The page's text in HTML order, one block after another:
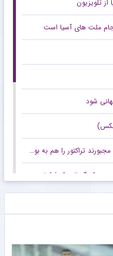
ملت های آسیا است
شود
ببرند/ بدهی‌های ما کمتر از ۲ میلیارد تومان است
و میرحسینی در جمع ۲۰ تکواندوکار برتر جهان
در جهان